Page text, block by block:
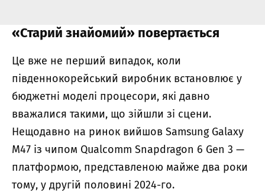
«Старий знайомий» повертається
Це вже не перший випадок, коли
південнокорейський виробник встановлює у
бюджетні моделі процесори, які давно
вважалися такими, що зійшли зі сцени.
Нещодавно на ринок вийшов Samsung Galaxy
M47 із чипом Qualcomm Snapdragon 6 Gen 3 —
платформою, представленою майже два роки
тому, у другій половині 2024-го.